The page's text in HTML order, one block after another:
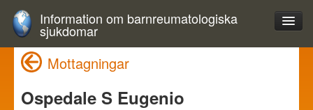
Information om barnreumatologiska
sjukdomar
Mottagningar
Ospedale S Eugenio